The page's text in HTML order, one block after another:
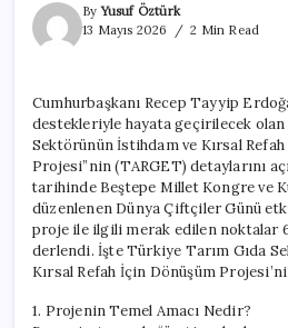
ByYusuf Öztürk
13 Mayıs 2026
2 Min Read
Cumhurbaşkanı Recep Tayyip
destekleriyle hayata geçirilecek olan
Sektörünün İstihdam ve Kırsal
Projesi”nin (TARGET) detaylarını
tarihinde Beştepe Millet Kongre ve
düzenlenen Dünya Çiftçiler Günü
proje ile ilgili merak edilen noktalar
derlendi. İşte Türkiye Tarım Gıda
Kırsal Refah İçin Dönüşüm
1. Projenin Temel Amacı Nedir?